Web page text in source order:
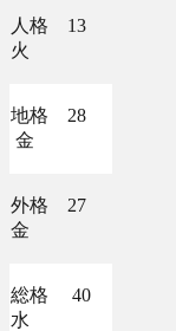
人格 13
火
地格 28
金
外格 27
金
総格 40
水